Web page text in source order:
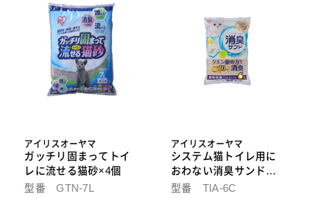
アイリスオーヤマ
ガッチリ固まってトイ
レに流せる猫砂×4個
型番 GTN-7L
アイリスオーヤマ
システム猫トイレ用に
おわない消臭サンド
6L×4個
型番 TIA-6C